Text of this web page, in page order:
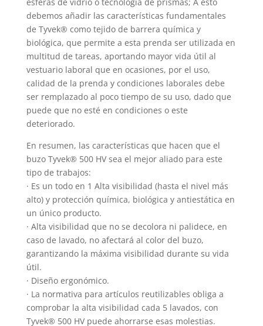
debemos añadir las características fundamentales
de Tyvek® como tejido de barrera química y
biológica, que permite a esta prenda ser utilizada en
multitud de tareas, aportando mayor vida útil al
vestuario laboral que en ocasiones, por el uso,
calidad de la prenda y condiciones laborales debe
ser remplazado al poco tiempo de su uso, dado que
puede que no esté en condiciones o este
deteriorado.
En resumen, las características que hacen que el
buzo Tyvek® 500 HV sea el mejor aliado para este
tipo de trabajos:
· Es un todo en 1 Alta visibilidad (hasta el nivel más
alto) y protección química, biológica y antiestática en
un único producto.
· Alta visibilidad que no se decolora ni palidece, en
caso de lavado, no afectará al color del buzo,
garantizando la máxima visibilidad durante su vida
útil.
· Diseño ergonómico.
· La normativa para artículos reutilizables obliga a
comprobar la alta visibilidad cada 5 lavados, con
Tyvek® 500 HV puede ahorrarse esas molestias.